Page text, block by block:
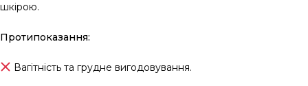
шкірою.
Протипоказання:
Вагітність та грудне вигодовування.